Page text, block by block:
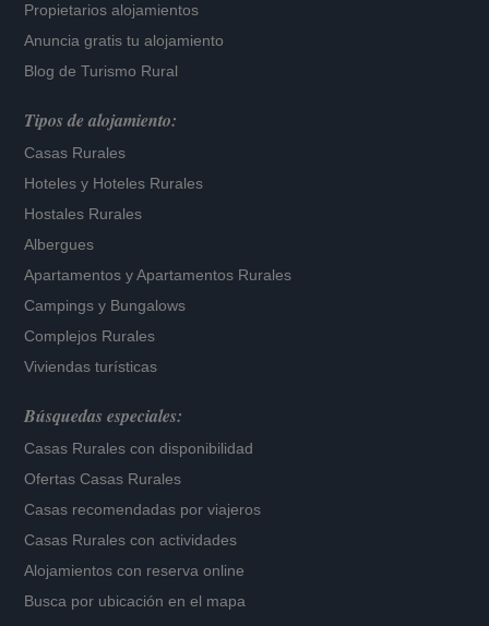
Propietarios alojamientos
Anuncia gratis tu alojamiento
Blog de Turismo Rural
Tipos de alojamiento:
Casas Rurales
Hoteles y Hoteles Rurales
Hostales Rurales
Albergues
Apartamentos yApartamentos Rurales
Campings y Bungalows
Complejos Rurales
Viviendas turísticas
Búsquedas especiales:
Casas Rurales con disponibilidad
Ofertas Casas Rurales
Casas recomendadas por viajeros
Casas Rurales con actividades
Alojamientos con reserva online
Busca por ubicación en el mapa